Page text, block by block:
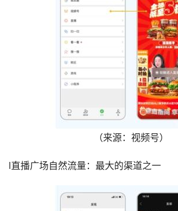
（来源：视频号）
l直播广场自然流量：最大的渠道之一